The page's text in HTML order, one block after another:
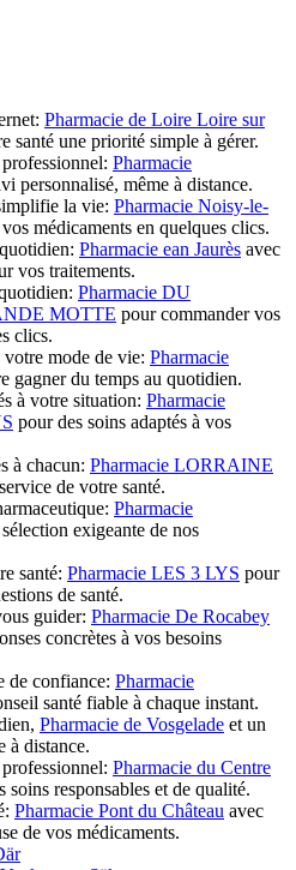
Pharmacie de Loire Loire sur
santé une priorité simple à gérer.
Pharmacie
personnalisé, même à distance.
la vie: Pharmacie Noisy-le-
médicaments en quelques clics.
Pharmacie ean Jaurès avec
vos traitements.
Pharmacie DU
MOTTE pour commander vos
clics.
votre mode de vie: Pharmacie
gagner du temps au quotidien.
à votre situation: Pharmacie
pour des soins adaptés à vos
à chacun: Pharmacie LORRAINE
de votre santé.
Pharmacie
exigeante de nos
santé: Pharmacie LES 3 LYS pour
de santé.
guider: Pharmacie De Rocabey
concrètes à vos besoins
de confiance: Pharmacie
santé fiable à chaque instant.
Pharmacie de Vosgelade et un
à distance.
Pharmacie du Centre
soins responsables et de qualité.
Pharmacie Pont du Château avec
de vos médicaments.